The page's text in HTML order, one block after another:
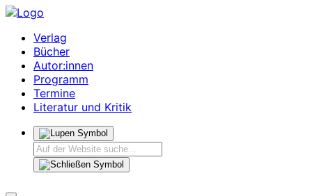
Verlag
Bücher
Autor:innen
Programm
Termine
Literatur und Kritik